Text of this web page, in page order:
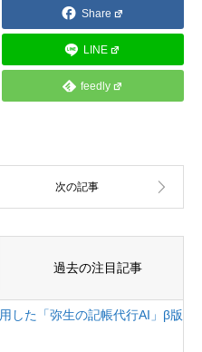
Share
LINE
feedly
過去の注目記事
した「弥生の記帳代行AI」β版